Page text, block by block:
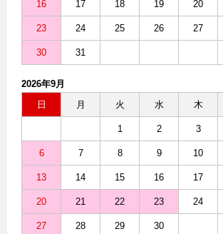
16 17 18 19 20
23 24 25 26 27
30 31
2026年9月
日
月 火 水 木
1 2 3
6 7 8 9 10
13 14 15 16 17
20 21 22 23 24
27 28 29 30